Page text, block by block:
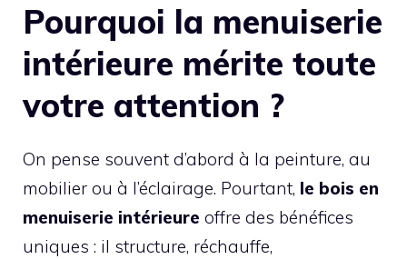
Pourquoi la menuiserie
intérieure mérite toute
votre attention ?
On pense souvent d’abord à la peinture, au
mobilier ou à l’éclairage. Pourtant, le bois en
menuiserie intérieure offre des bénéfices
uniques : il structure, réchauffe,